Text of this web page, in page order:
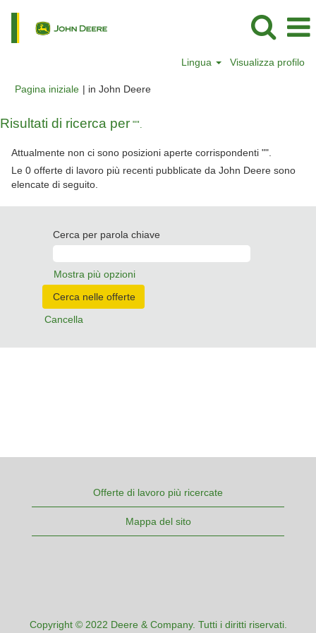
Lingua Visualizza profilo
Pagina iniziale | in John Deere(pagina
Risultati di ricerca per "".
Attualmente non ci sono posizioni aperte corrispondenti "".
Le 0 offerte di lavoro più recenti pubblicate da John Deere sono
elencate di seguito.
Cerca per parola chiave
Mostra più opzioni
Cancella
Offerte di lavoro più ricercate
Mappa del sito
Copyright © 2022 Deere & Company. Tutti i diritti riservati.